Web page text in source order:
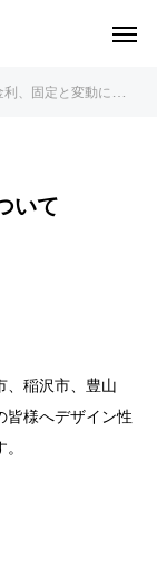
固定と変動について
いて
、稲沢市、豊山
皆様へデザイン性